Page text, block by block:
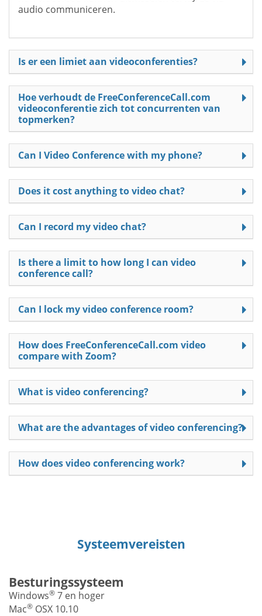
audio communiceren.
Is er een limiet aan videoconferenties?
Hoe verhoudt de FreeConferenceCall.com
videoconferentie zich tot concurrenten van
topmerken?
Can I Video Conference with my phone?
Does it cost anything to video chat?
Can I record my video chat?
Is there a limit to how long I can video
conference call?
Can I lock my video conference room?
How does FreeConferenceCall.com video
compare with Zoom?
What is video conferencing?
What are the advantages of video conferencing?
How does video conferencing work?
Systeemvereisten
Besturingssysteem
Windows® 7 en hoger
Mac® OSX 10.10